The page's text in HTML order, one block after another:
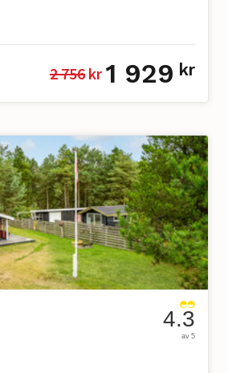
2 756 kr 1 929 kr
4.3
av 5